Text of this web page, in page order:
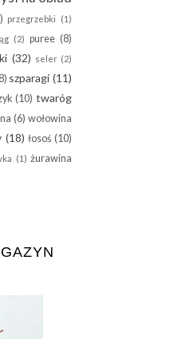
przegrzebki
(1)
(2) puree (8)
(32) seler (2)
szparagi (11)
(10) twaróg
(6) wołowina
(18) łosoś (10)
(1) żurawina